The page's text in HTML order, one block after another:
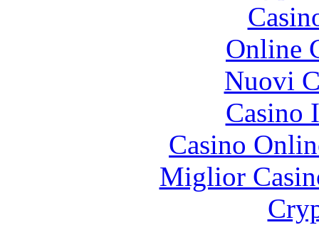
Online
Nuovi
Casino
Casino
Miglior